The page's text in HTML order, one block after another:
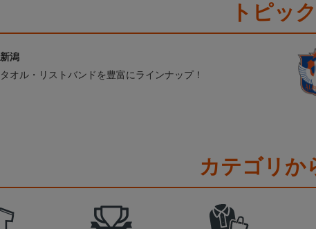
トピッ
新潟
タオル・リストバンドを豊富にラインナップ！
カテゴリか